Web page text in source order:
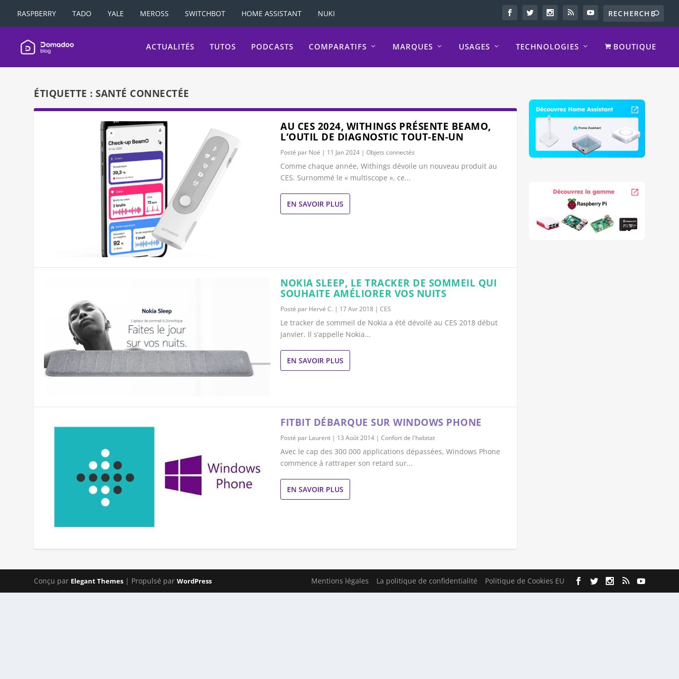
RASPBERRY TADO YALE MEROSS SWITCHBOT HOME ASSISTANT NUKI
ACTUALITÉS TUTOS PODCASTS COMPARATIFS MARQUES USAGES TECHNOLOGIES BOUTIQUE
ÉTIQUETTE :SANTÉ CONNECTÉE
AU CES 2024, WITHINGS PRÉSENTE BEAMO,
L’OUTIL DE DIAGNOSTIC TOUT-EN-UN
Posté par Noé | 11 Jan 2024 |Objets connectés
Comme chaque année, Withings dévoile un nouveau produit au
CES. Surnommé le « multiscope », ce...
EN SAVOIR PLUS
NOKIA SLEEP, LE TRACKER DE SOMMEIL QUI
SOUHAITE AMÉLIORER VOS NUITS
Posté par Hervé C. | 17 Avr 2018 |CES
Le tracker de sommeil de Nokia a été dévoilé au CES 2018 début
janvier. Il s’appelle Nokia...
EN SAVOIR PLUS
FITBIT DÉBARQUE SUR WINDOWS PHONE
Posté par Laurent | 13 Août 2014 |Confort de l'habitat
Avec le cap des 300 000 applications dépassées, Windows Phone
commence à rattraper son retard sur...
EN SAVOIR PLUS
Conçu par Elegant Themes | Propulsé parWordPress Mentions légales La politique de confidentialité Politique de Cookies EU